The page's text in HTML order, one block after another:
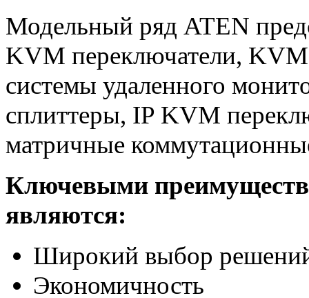
Модельный ряд ATEN
KVM переключатели,
системы удаленного
сплиттеры, IP KVM
матричные
Ключевыми
являются:
Широкий выбор
Экономичность